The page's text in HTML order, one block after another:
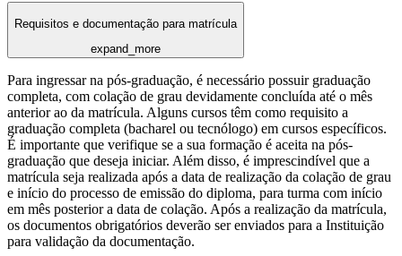
Requisitos e documentação para matrícula
expand_more
Para ingressar na pós-graduação, é necessário possuir graduação
completa, com colação de grau devidamente concluída até o mês
anterior ao da matrícula. Alguns cursos têm como requisito a
graduação completa (bacharel ou tecnólogo) em cursos específicos.
É importante que verifique se a sua formação é aceita na pós-
graduação que deseja iniciar. Além disso, é imprescindível que a
matrícula seja realizada após a data de realização da colação de grau
e início do processo de emissão do diploma, para turma com início
em mês posterior a data de colação. Após a realização da matrícula,
os documentos obrigatórios deverão ser enviados para a Instituição
para validação da documentação.